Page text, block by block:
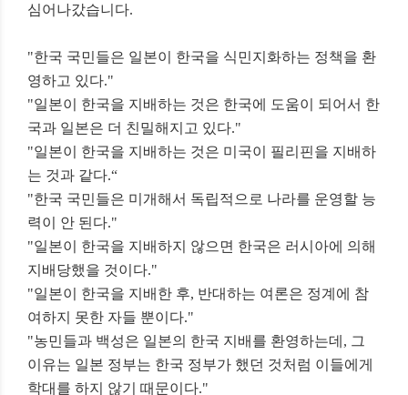
심어나갔습니다.
"한국 국민들은 일본이 한국을 식민지화하는 정책을 환
영하고 있다."
"일본이 한국을 지배하는 것은 한국에 도움이 되어서 한
국과 일본은 더 친밀해지고 있다."
"일본이 한국을 지배하는 것은 미국이 필리핀을 지배하
는 것과 같다.“
"한국 국민들은 미개해서 독립적으로 나라를 운영할 능
력이 안 된다."
"일본이 한국을 지배하지 않으면 한국은 러시아에 의해
지배당했을 것이다."
"일본이 한국을 지배한 후, 반대하는 여론은 정계에 참
여하지 못한 자들 뿐이다."
"농민들과 백성은 일본의 한국 지배를 환영하는데, 그
이유는 일본 정부는 한국 정부가 했던 것처럼 이들에게
학대를 하지 않기 때문이다."